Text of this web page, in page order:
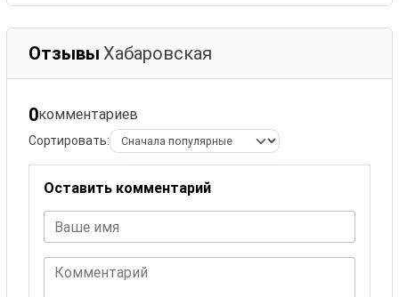
Отзывы Хабаровская
0комментариев
Сортировать:
Оставить комментарий
Ваше имя
Комментарий